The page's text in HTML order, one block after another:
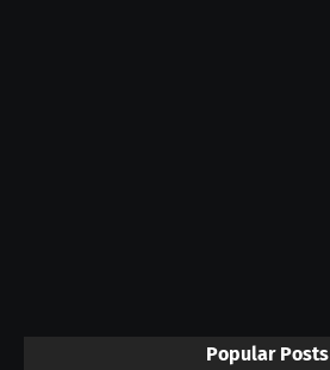
Popular Posts